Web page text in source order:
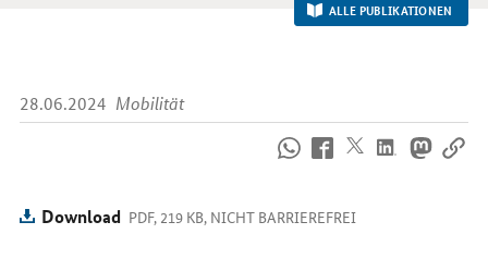
ALLE PUBLIKATIONEN
28.06.2024 Mobilität
uns
im
Download PDF, 219 KB, NICHT BARRIEREFREI